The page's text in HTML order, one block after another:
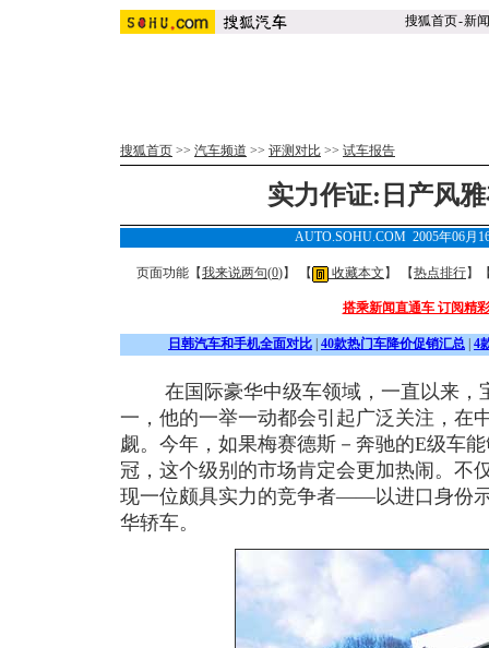
搜狐首页-新闻
搜狐首页 >> 汽车频道 >> 评测对比 >> 试车报告
实力作证:日产风
AUTO.SOHU.COM 2005年06
页面功能【我来说两句(0)】 【 收藏本文 】 【热点排行】
搭乘新闻直通车 订阅精
日韩汽车和手机全面对比 40款热门车降价促销汇总 4
在国际豪华中级车领域，一直以来，
一，他的一举一动都会引起广泛关注，在
觑。今年，如果梅赛德斯－奔驰的E级车
冠，这个级别的市场肯定会更加热闹。不
现一位颇具实力的竞争者——以进口身份
华轿车。